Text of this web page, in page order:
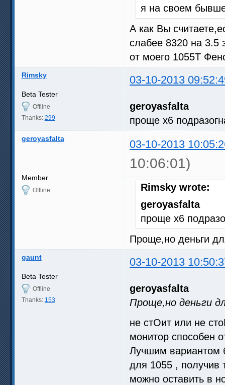
я на своем
А как Вы
слабее 8320 на 3.5
от моего 1055Т
Rimsky 03-10-2013
Beta Tester
Offline
Thanks: 299
geroyasfalta
проще х6
geroyasfalta 03-10-2013
10:06:01)
Member
Offline
Rimsky wrote:
geroyasfalta
проще х6
Проще,но деньги
gaunt 03-10-2013
Beta Tester
Offline
Thanks: 153
geroyasfalta
Проще,но деньги
не стОит или не
монитор способен
Лучшим вариантом
для 1055 , получив
можно оставить в